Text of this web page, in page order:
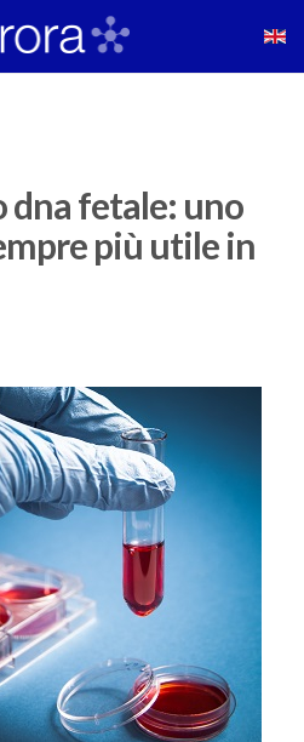
dna fetale: uno
più utile in